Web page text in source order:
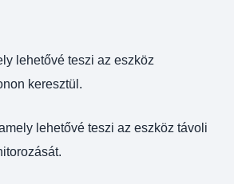
lehetővé teszi az eszköz
keresztül.
lehetővé teszi az eszköz távoli